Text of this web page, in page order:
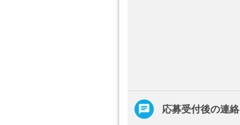
応募受付後の連絡